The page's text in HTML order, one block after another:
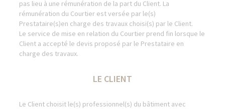
pas lieu à une rémunération de la part du Client. La
rémunération du Courtier est versée par le(s)
Prestataire(s)en charge des travaux choisi(s) par le Client.
Le service de mise en relation du Courtier prend fin lorsque le
Client a accepté le devis proposé par le Prestataire en
charge des travaux.
LE CLIENT
Le Client choisit le(s) professionnel(s) du bâtiment avec